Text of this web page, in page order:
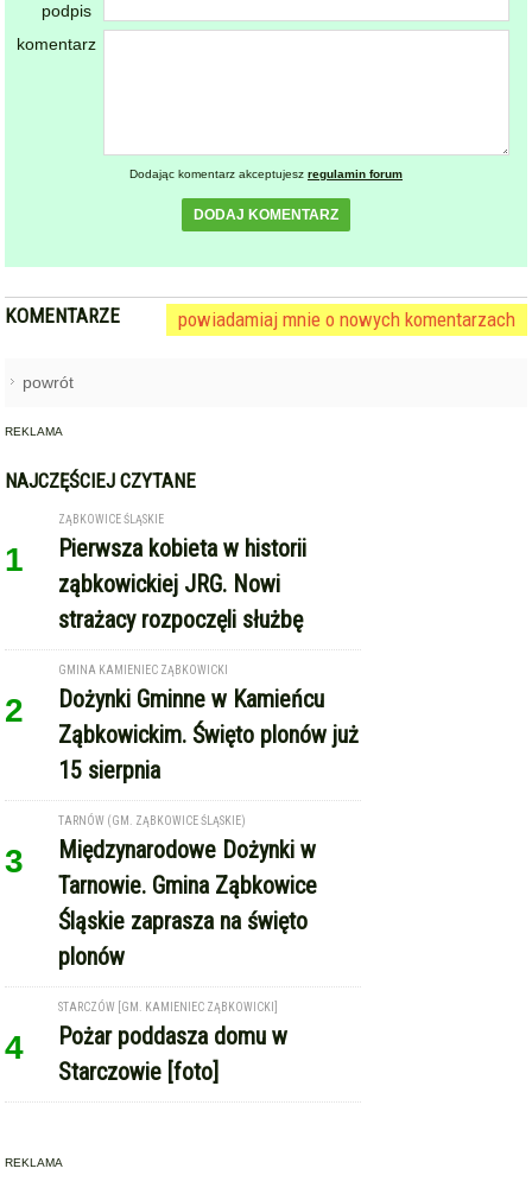
podpis
komentarz
Dodając komentarz akceptujesz regulamin forum
DODAJ KOMENTARZ
KOMENTARZE powiadamiaj mnie o nowych komentarzach
powrót
REKLAMA
NAJCZĘŚCIEJ CZYTANE
1
ZĄBKOWICE ŚLĄSKIE
Pierwsza kobieta w historii
ząbkowickiej JRG. Nowi
strażacy rozpoczęli służbę
2
GMINA KAMIENIEC ZĄBKOWICKI
Dożynki Gminne w Kamieńcu
Ząbkowickim. Święto plonów już
15 sierpnia
3
TARNÓW (GM. ZĄBKOWICE ŚLĄSKIE)
Międzynarodowe Dożynki w
Tarnowie. Gmina Ząbkowice
Śląskie zaprasza na święto
plonów
4
STARCZÓW [GM. KAMIENIEC ZĄBKOWICKI]
Pożar poddasza domu w
Starczowie [foto]
REKLAMA